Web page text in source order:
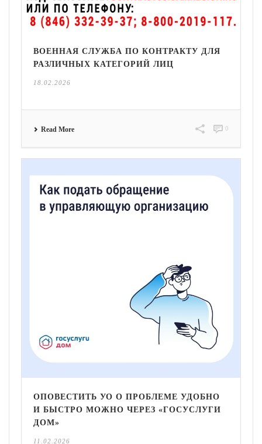
ВОЕННАЯ СЛУЖБА ПО КОНТРАКТУ ДЛЯ
РАЗЛИЧНЫХ КАТЕГОРИЙ ЛИЦ
18.02.2026
Read More 0
ОПОВЕСТИТЬ УО О ПРОБЛЕМЕ УДОБНО
И БЫСТРО МОЖНО ЧЕРЕЗ «ГОСУСЛУГИ
ДОМ»
11.02.2026